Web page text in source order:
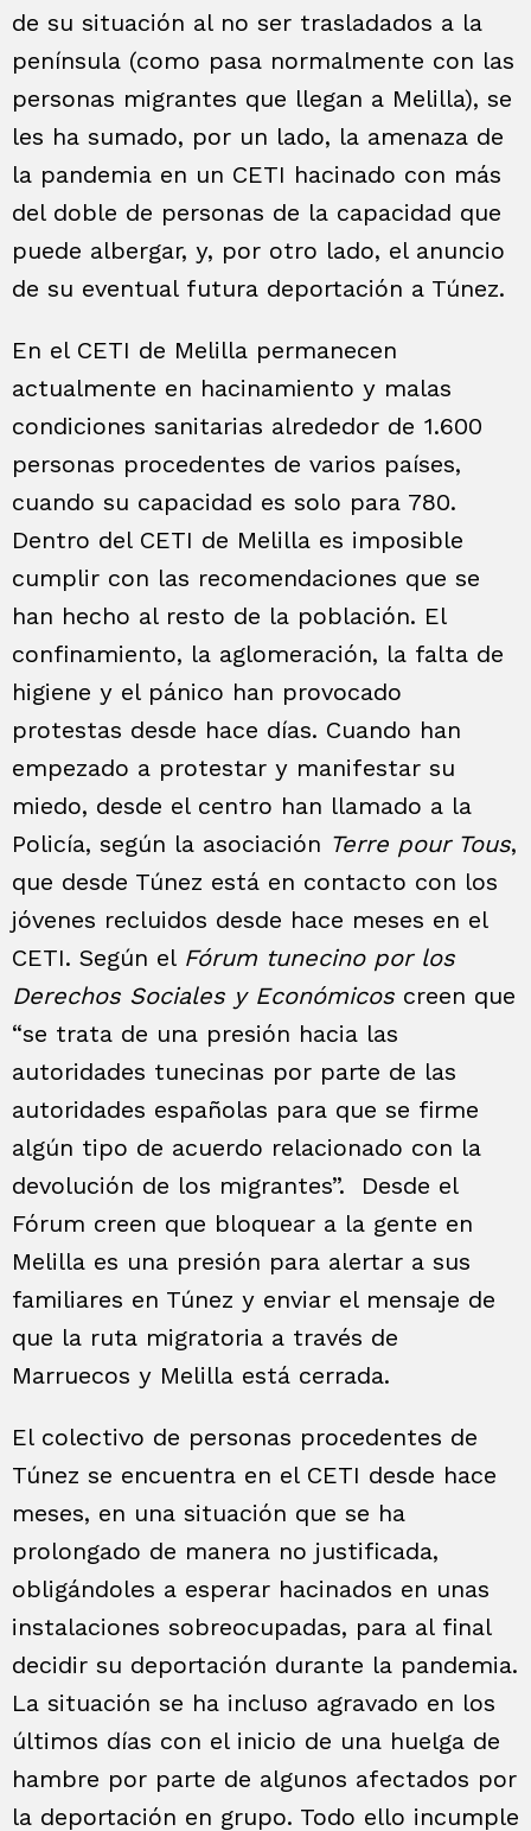
de su situación al no ser trasladados a la
península (como pasa normalmente con las
personas migrantes que llegan a Melilla), se
les ha sumado, por un lado, la amenaza de
la pandemia en un CETI hacinado con más
del doble de personas de la capacidad que
puede albergar, y, por otro lado, el anuncio
de su eventual futura deportación a Túnez.
En el CETI de Melilla permanecen
actualmente en hacinamiento y malas
condiciones sanitarias alrededor de 1.600
personas procedentes de varios países,
cuando su capacidad es solo para 780.
Dentro del CETI de Melilla es imposible
cumplir con las recomendaciones que se
han hecho al resto de la población. El
confinamiento, la aglomeración, la falta de
higiene y el pánico han provocado
protestas desde hace días. Cuando han
empezado a protestar y manifestar su
miedo, desde el centro han llamado a la
Policía, según la asociación Terre pour Tous,
que desde Túnez está en contacto con los
jóvenes recluidos desde hace meses en el
CETI. Según el Fórum tunecino por los
Derechos Sociales y Económicos creen que
“se trata de una presión hacia las
autoridades tunecinas por parte de las
autoridades españolas para que se firme
algún tipo de acuerdo relacionado con la
devolución de los migrantes”. Desde el
Fórum creen que bloquear a la gente en
Melilla es una presión para alertar a sus
familiares en Túnez y enviar el mensaje de
que la ruta migratoria a través de
Marruecos y Melilla está cerrada.
El colectivo de personas procedentes de
Túnez se encuentra en el CETI desde hace
meses, en una situación que se ha
prolongado de manera no justificada,
obligándoles a esperar hacinados en unas
instalaciones sobreocupadas, para al final
decidir su deportación durante la pandemia.
La situación se ha incluso agravado en los
últimos días con el inicio de una huelga de
hambre por parte de algunos afectados por
la deportación en grupo. Todo ello incumple